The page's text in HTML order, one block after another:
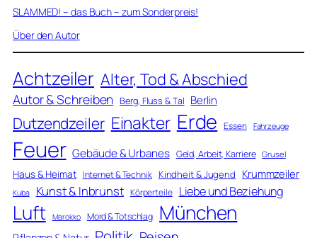
SLAMMED! – das Buch – zum Sonderpreis!
Über den Autor
Achtzeiler Alter, Tod & Abschied
Autor & Schreiben Berg, Fluss & Tal Berlin
Dutzendzeiler Einakter Erde Essen Fahrzeuge
Feuer Gebäude & Urbanes Geld, Arbeit, Karriere Grusel
Haus & Heimat Internet & Technik Kindheit & Jugend Krummzeiler
Kuba Kunst & Inbrunst Körperteile Liebe und Beziehung
Luft Marokko Mord & Totschlag München